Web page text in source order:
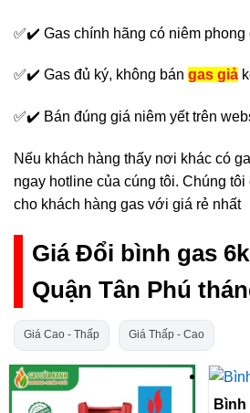
✅✔️ Gas chính hãng có niêm phong
✅✔️ Gas đủ ký, không bán gas giả
✅✔️ Bán đúng giá niêm yết trên
Nếu khách hàng thấy nơi khác có
ngay hotline của cúng tôi. Chúng
cho khách hàng gas với giá rẻ nhất
Giá Đổi bình gas
Quận Tân Phú
Giá Cao - Thấp Giá Thấp - Cao
Bình Gas